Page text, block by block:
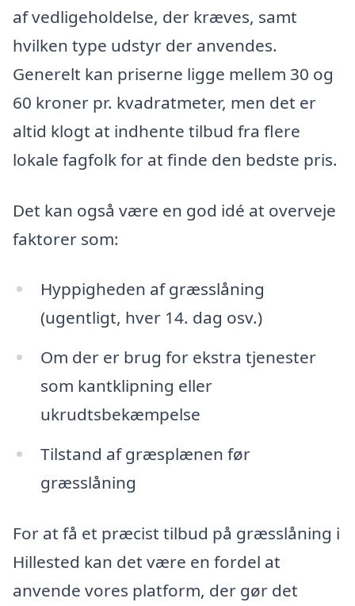
af vedligeholdelse, der kræves, samt
hvilken type udstyr der anvendes.
Generelt kan priserne ligge mellem 30 og
60 kroner pr. kvadratmeter, men det er
altid klogt at indhente tilbud fra flere
lokale fagfolk for at finde den bedste pris.
Det kan også være en god idé at overveje
faktorer som:
Hyppigheden af græsslåning
(ugentligt, hver 14. dag osv.)
Om der er brug for ekstra tjenester
som kantklipning eller
ukrudtsbekæmpelse
Tilstand af græsplænen før
græsslåning
For at få et præcist tilbud på græsslåning i
Hillested kan det være en fordel at
anvende vores platform, der gør det